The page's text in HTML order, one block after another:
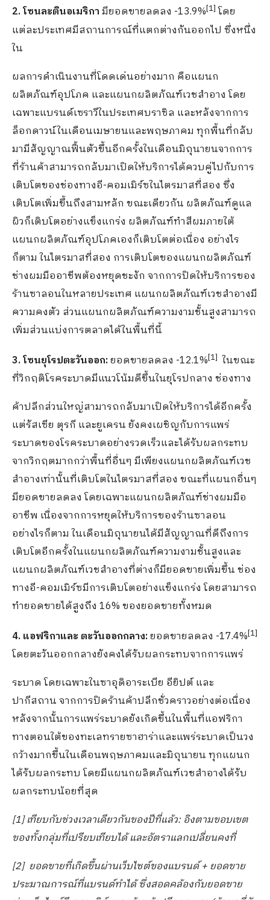
2. โซนละตินอเมริกามียอดขายลดลง -13.9%[1]โดย
แต่ละประเทศมีสถานการณ์ที่แตกต่างกันออกไป ซึ่งหนึ่ง
ใน
ผลการดำเนินงานที่โดดเด่นอย่างมาก คือแผนก
ผลิตภัณฑ์อุปโภค และแผนกผลิตภัณฑ์เวชสำอาง โดย
เฉพาะแบรนด์เซราวีในประเทศบราซิล และหลังจากการ
ล็อกดาวน์ในเดือนเมษายนและพฤษภาคม ทุกพื้นที่กลับ
มามีสัญญาณฟื้นตัวขึ้นอีกครั้งในเดือนมิถุนายนจากการ
ที่ร้านค้าสามารถกลับมาเปิดให้บริการได้ควบคู่ไปกับการ
เติบโตของช่องทางอี-คอมเมิร์ซในไตรมาสที่สอง ซึ่ง
เติบโตเพิ่มขึ้นถึงสามหลัก ขณะเดียวกัน ผลิตภัณฑ์ดูแล
ผิวก็เติบโตอย่างแข็งแกร่ง ผลิตภัณฑ์ทำสีผมภายใต้
แผนกผลิตภัณฑ์อุปโภคเองก็เติบโตต่อเนื่อง อย่างไร
ก็ตาม ในไตรมาสที่สอง การเติบโตของแผนกผลิตภัณฑ์
ช่างผมมืออาชีพต้องหยุดชะงัก จากการปิดให้บริการของ
ร้านซาลอนในหลายประเทศ แผนกผลิตภัณฑ์เวชสำอางมี
ความคงตัว ส่วนแผนกผลิตภัณฑ์ความงามชั้นสูงสามารถ
เพิ่มส่วนแบ่งการตลาดได้ในพื้นที่นี้
3. โซนยุโรปตะวันออก:ยอดขายลดลง -12.1%[1] ในขณะ
ที่วิกฤติโรคระบาดมีแนวโน้มดีขึ้นในยุโรปกลาง ช่องทาง
ค้าปลีกส่วนใหญ่สามารถกลับมาเปิดให้บริการได้อีกครั้ง
แต่รัสเซีย ตุรกี และยูเครน ยังคงเผชิญกับการแพร่
ระบาดของโรคระบาดอย่างรวดเร็วและได้รับผลกระทบ
จากวิกฤตมากกว่าพื้นที่อื่นๆ มีเพียงแผนกผลิตภัณฑ์เวช
สำอางเท่านั้นที่เติบโตในไตรมาสที่สอง ขณะที่แผนกอื่นๆ
มียอดขายลดลง โดยเฉพาะแผนกผลิตภัณฑ์ช่างผมมือ
อาชีพ เนื่องจากการหยุดให้บริการของร้านซาลอน
อย่างไรก็ตาม ในเดือนมิถุนายนได้มีสัญญาณที่ดีถึงการ
เติบโตอีกครั้งในแผนกผลิตภัณฑ์ความงามชั้นสูงและ
แผนกผลิตภัณฑ์เวชสำอางที่ต่างก็มียอดขายเพิ่มขึ้น ช่อง
ทางอี-คอมเมิร์ซมีการเติบโตอย่างแข็งแกร่ง โดยสามารถ
ทำยอดขายได้สูงถึง 16% ของยอดขายทั้งหมด
4. แอฟริกาและ ตะวันออกกลาง:ยอดขายลดลง -17.4%[1]
โดยตะวันออกกลางยังคงได้รับผลกระทบจากการแพร่
ระบาด โดยเฉพาะในซาอุดิอาระเบีย อียิปต์ และ
ปากีสถาน จากการปิดร้านค้าปลีกชั่วคราวอย่างต่อเนื่อง
หลังจากนั้นการแพร่ระบาดยังเกิดขึ้นในพื้นที่แอฟริกา
ทางตอนใต้ของทะเลทรายซาฮาร่าและแพร่ระบาดเป็นวง
กว้างมากขึ้นในเดือนพฤษภาคมและมิถุนายน ทุกแผนก
ได้รับผลกระทบ โดยมีแผนกผลิตภัณฑ์เวชสำอางได้รับ
ผลกระทบน้อยที่สุด
[1]เทียบกับช่วงเวลาเดียวกันของปีที่แล้ว: อิงตามขอบเขต
ของทั้งกลุ่มที่เปรียบเทียบได้ และอัตราแลกเปลี่ยนคงที่
[2]ยอดขายที่เกิดขึ้นผ่านเว็บไซต์ของแบรนด์ + ยอดขาย
ประมาณการณ์ที่แบรนด์ทำได้ ซึ่งสอดคล้องกับยอดขาย